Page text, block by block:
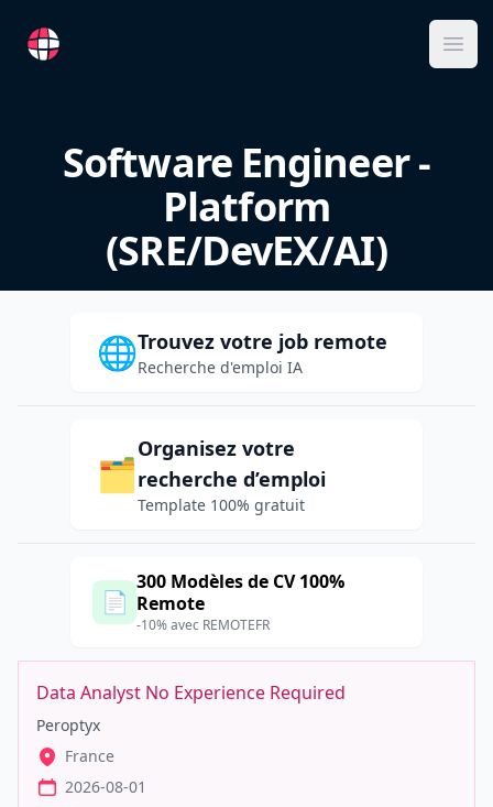
RemoteFR
Software Engineer -
Platform
(SRE/DevEX/AI)
🌐Trouvez votre job remote
Recherche d'emploi IA
🗂️
Organisez votre
recherche d’emploi
Template 100% gratuit
📄
300 Modèles de CV 100%
Remote
-10% avec REMOTEFR
Data Analyst No Experience Required
Peroptyx
France
2026-08-01